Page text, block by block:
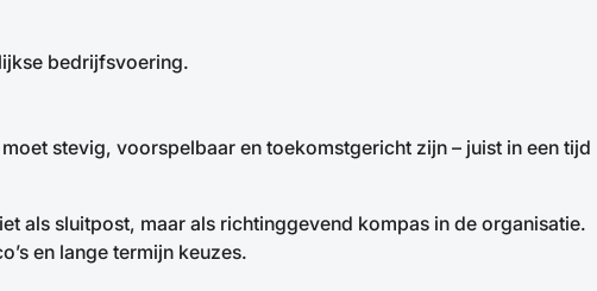
bedrijfsvoering.
stevig, voorspelbaar en toekomstgericht zijn – juist in een tijd
als sluitpost, maar als richtinggevend kompas in de organisatie.
en lange termijn keuzes.